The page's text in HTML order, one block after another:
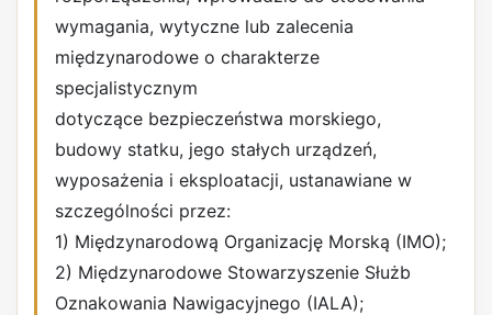
wymagania, wytyczne lub zalecenia
międzynarodowe o charakterze
specjalistycznym
dotyczące bezpieczeństwa morskiego,
budowy statku, jego stałych urządzeń,
wyposażenia i eksploatacji, ustanawiane w
szczególności przez:
1) Międzynarodową Organizację Morską (IMO);
2) Międzynarodowe Stowarzyszenie Służb
Oznakowania Nawigacyjnego (IALA);